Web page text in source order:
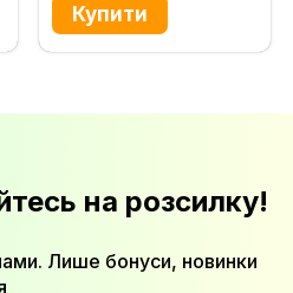
на розсилку!
Лише бонуси, новинки